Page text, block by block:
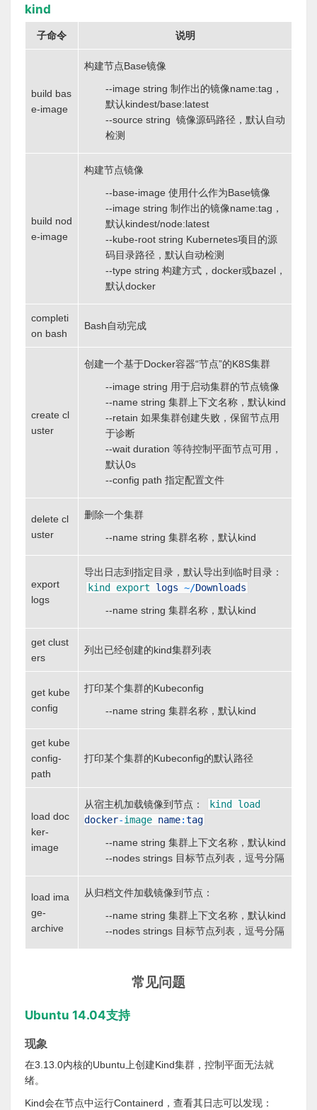
kind
子命令 说明
build bas
e-image
构建节点Base镜像
--image string 制作出的镜像name:tag，
默认kindest/base:latest
--source string 镜像源码路径，默认自动
检测
build nod
e-image
构建节点镜像
--base-image 使用什么作为Base镜像
--image string 制作出的镜像name:tag，
默认kindest/node:latest
--kube-root string Kubernetes项目的源
码目录路径，默认自动检测
--type string 构建方式，docker或bazel，
默认docker
completi
on bash
Bash自动完成
create cl
uster
创建一个基于Docker容器“节点”的K8S集群
--image string 用于启动集群的节点镜像
--name string 集群上下文名称，默认kind
--retain 如果集群创建失败，保留节点用
于诊断
--wait duration 等待控制平面节点可用，
默认0s
--config path 指定配置文件
delete cl
uster
删除一个集群
--name string 集群名称，默认kind
export
logs
导出日志到指定目录，默认导出到临时目录：
kind export logs ~/Downloads
--name string 集群名称，默认kind
get clust
ers
列出已经创建的kind集群列表
get kube
config
打印某个集群的Kubeconfig
--name string 集群名称，默认kind
get kube
config-
path
打印某个集群的Kubeconfig的默认路径
load doc
ker-
image
从宿主机加载镜像到节点： kind load
docker-image name:tag
--name string 集群上下文名称，默认kind
--nodes strings 目标节点列表，逗号分隔
load ima
ge-
archive
从归档文件加载镜像到节点：
--name string 集群上下文名称，默认kind
--nodes strings 目标节点列表，逗号分隔
常见问题
Ubuntu 14.04支持
现象
在3.13.0内核的Ubuntu上创建Kind集群，控制平面无法就
绪。
Kind会在节点中运行Containerd，查看其日志可以发现：